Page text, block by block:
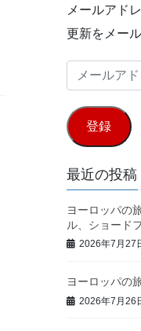
メールアド
更新をメー
ー
ル
ア
ド
レ
ス
登録
最近の投稿
ヨーロッパの
ル、ショード
2026年7月27
ヨーロッパの
2026年7月26